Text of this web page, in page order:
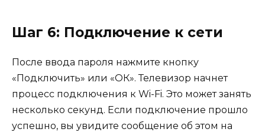
Шаг 6: Подключение к сети
После ввода пароля нажмите кнопку
«Подключить» или «ОК». Телевизор начнет
процесс подключения к Wi-Fi. Это может занять
несколько секунд. Если подключение прошло
успешно, вы увидите сообщение об этом на